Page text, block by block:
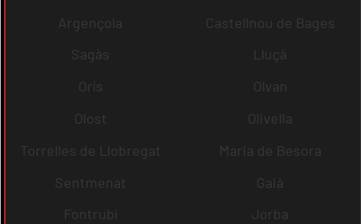
Argençola
Castellnou de Bages
Sagàs
Lluçà
Orís
Olvan
Olost
Olivella
Torrelles de Llobregat
Maria de Besora
Sentmenat
Gaià
Fontrubí
Jorba